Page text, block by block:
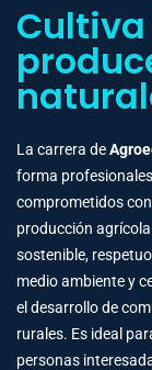
La carrera de
forma profesionales
comprometidos
producción agrícola
sostenible,
medio ambiente y
el desarrollo de
rurales. Es ideal
personas